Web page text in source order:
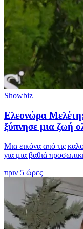
Showbiz
Ελεονώρα
ξύπνησε μια ζωή
Μια εικόνα από τις
για μια βαθιά
πριν 5 ώρες